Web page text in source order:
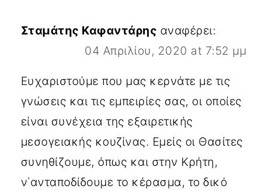
Σταμάτης Καφαντάρης αναφέρει:
04 Απριλίου, 2020 at 7:52 μμ
Ευχαριστούμε που μας κερνάτε με τις
γνώσεις και τις εμπειρίες σας, οι οποίες
είναι συνέχεια της εξαιρετικής
μεσογειακής κουζίνας. Εμείς οι Θασίτες
συνηθίζουμε, όπως και στην Κρήτη,
ν΄ανταποδίδουμε το κέρασμα, το δικό